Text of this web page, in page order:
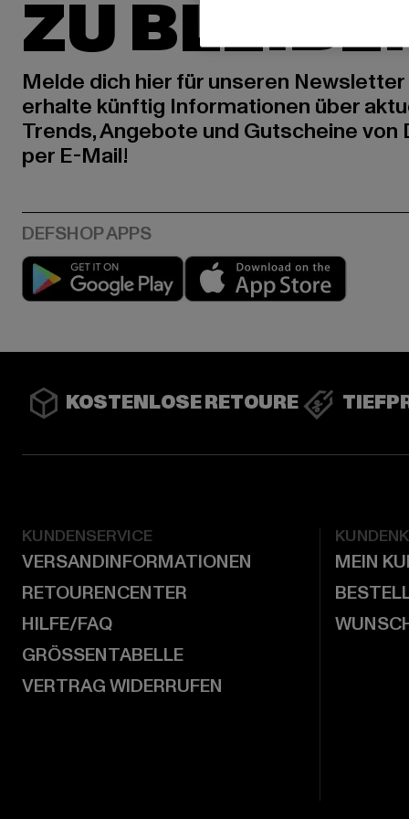
ZU
Melde dich hier für unseren Newsletter
erhalte künftig Informationen über
Trends, Angebote und Gutscheine von
per E-Mail!
Play market
KOSTENLOSE RETOURE
KUNDENSERVICE
VERSANDINFORMATIONEN
RETOURENCENTER
HILFE/FAQ
GRÖSSENTABELLE
VERTRAG WIDERRUFEN
MEIN